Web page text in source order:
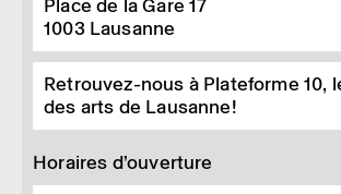
Place de la Gare 17
1003 Lausanne
Retrouvez-nous à Plateforme 10,
des arts de Lausanne!
Horaires d’ouverture